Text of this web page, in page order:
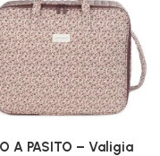
A PASITO – Valigia